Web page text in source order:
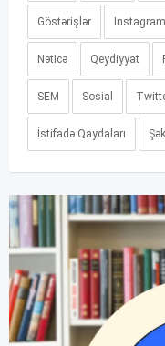
Göstərişlər Instagram
Nəticə Qeydiyyat
SEM Sosial
İstifadə Qaydaları